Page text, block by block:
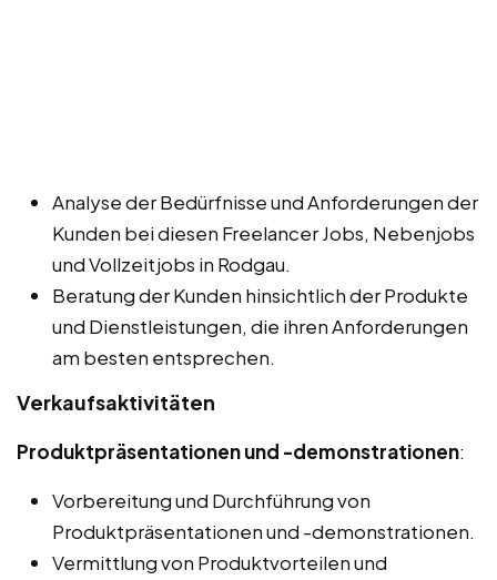
Analyse der Bedürfnisse und Anforderungen der
Kunden bei diesen Freelancer Jobs, Nebenjobs
und Vollzeitjobs in Rodgau.
Beratung der Kunden hinsichtlich der Produkte
und Dienstleistungen, die ihren Anforderungen
am besten entsprechen.
Verkaufsaktivitäten
Produktpräsentationen und -demonstrationen:
Vorbereitung und Durchführung von
Produktpräsentationen und -demonstrationen.
Vermittlung von Produktvorteilen und